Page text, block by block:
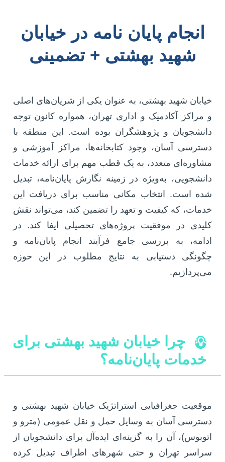
انجام پایان نامه در خیابان
شهید بهشتی + تضمینی
خیابان شهید بهشتی، به عنوان یکی از شریان‌های اصلی
و مراکز آکادمیک و اداری تهران، همواره کانون توجه
دانشجویان و پژوهشگران بوده است. این منطقه با
دسترسی آسان، وجود کتابخانه‌ها، مراکز آموزشی و
مشاوره‌ای متعدد، به یک قطب مهم برای ارائه خدمات
دانشجویی، به‌ویژه در زمینه نگارش پایان‌نامه، تبدیل
شده است. انتخاب مکانی مناسب برای دریافت این
خدمات، که کیفیت و تعهد را تضمین کند، می‌تواند نقش
کلیدی در موفقیت پروژه‌های تحصیلی ایفا کند. در
ادامه، به بررسی جامع فرآیند انجام پایان‌نامه و
چگونگی دستیابی به نتایج مطلوب در این حوزه
می‌پردازیم.
💡
چرا خیابان شهید بهشتی برای
خدمات پایان‌نامه؟
موقعیت جغرافیایی استراتژیک خیابان شهید بهشتی و
دسترسی آسان به وسایل حمل و نقل عمومی (مترو و
اتوبوس)، آن را به گزینه‌ای ایده‌آل برای دانشجویان از
سراسر تهران و حتی شهرهای اطراف تبدیل کرده